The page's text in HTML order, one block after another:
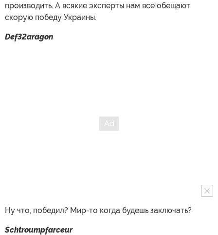
производить. А всякие эксперты нам все обещают
скорую победу Украины.
Def32aragon
Ну что, победил? Мир-то когда будешь заключать?
Schtroumpfarceur